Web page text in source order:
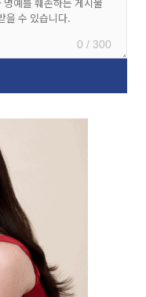
0 / 300